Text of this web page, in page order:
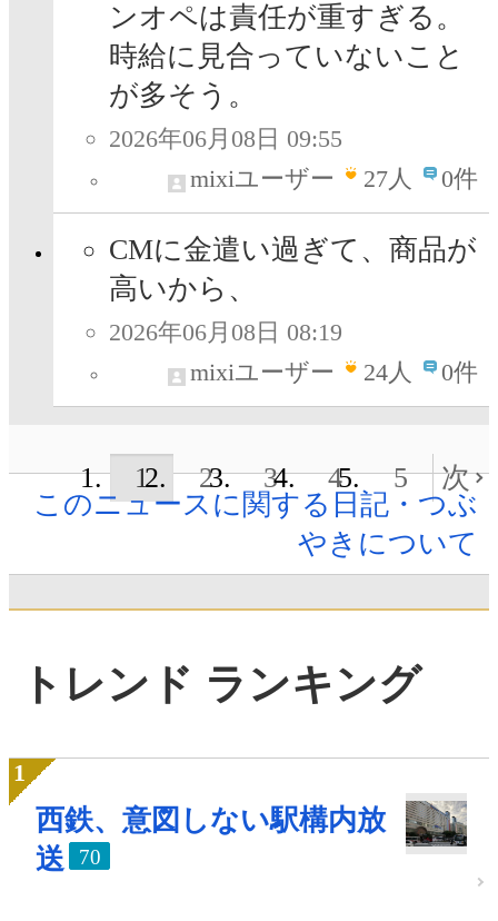
ンオペは責任が重すぎる。
時給に見合っていないこと
が多そう。
2026年06月08日 09:55
mixiユーザー
27人 0件
CMに金遣い過ぎて、商品が
高いから、
2026年06月08日 08:19
mixiユーザー
24人 0件
1 2 3 4 5
次
このニュースに関する日記・つぶ
やきについて
トレンド ランキング
西鉄、意図しない駅構内放
送
70